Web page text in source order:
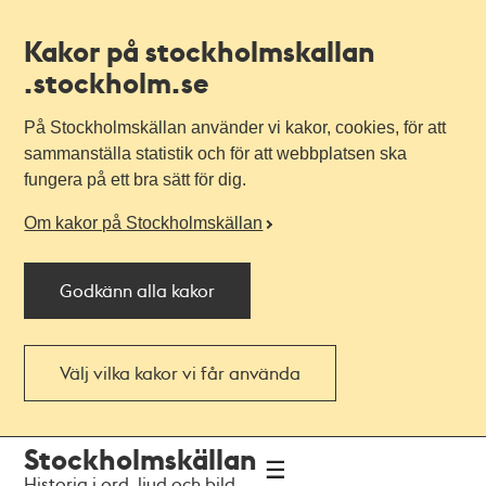
Kakor på stockholmskallan
.stockholm.se
På Stockholmskällan använder vi kakor, cookies, för att
sammanställa statistik och för att webbplatsen ska
fungera på ett bra sätt för dig.
Om kakor på Stockholmskällan
Godkänn alla kakor
Välj vilka kakor vi får använda
navigationen
huvudinnehållet
Stockholmskällan